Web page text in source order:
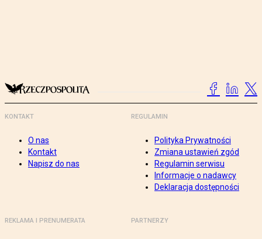
KONTAKT
O nas
Kontakt
Napisz do nas
REGULAMIN
Polityka Prywatności
Zmiana ustawień zgód
Regulamin serwisu
Informacje o nadawcy
Deklaracja dostępności
REKLAMA I PRENUMERATA PARTNERZY